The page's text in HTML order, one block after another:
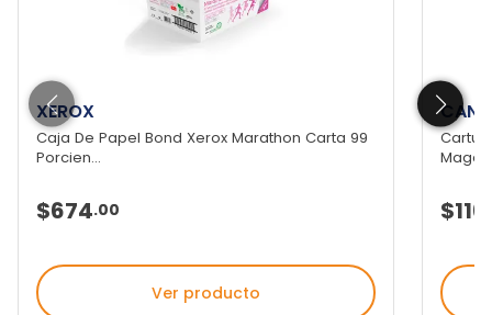
XEROX
Caja De Papel Bond Xerox Marathon Carta 99
Porcien...
$674.00
Ver producto